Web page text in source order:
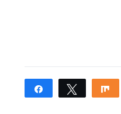
Share Tweet